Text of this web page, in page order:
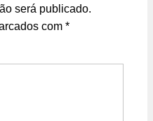
será publicado.
com *